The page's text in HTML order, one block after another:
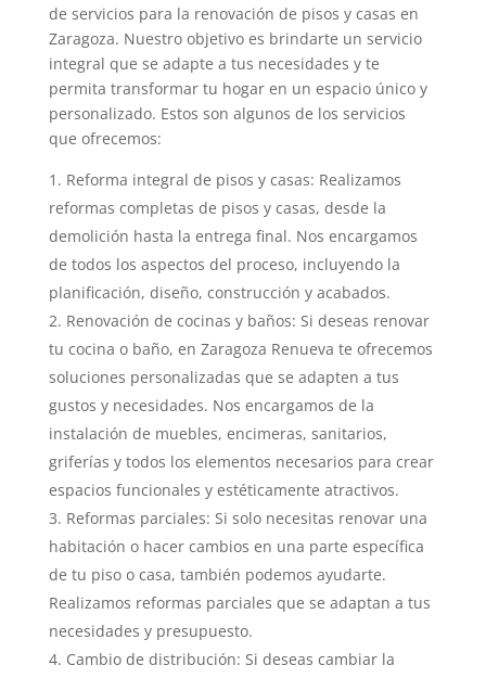
de servicios para la renovación de pisos y casas en
Zaragoza. Nuestro objetivo es brindarte un servicio
integral que se adapte a tus necesidades y te
permita transformar tu hogar en un espacio único y
personalizado. Estos son algunos de los servicios
que ofrecemos:
Reforma integral de pisos y casas: Realizamos
reformas completas de pisos y casas, desde la
demolición hasta la entrega final. Nos encargamos
de todos los aspectos del proceso, incluyendo la
planificación, diseño, construcción y acabados.
Renovación de cocinas y baños: Si deseas renovar
tu cocina o baño, en Zaragoza Renueva te ofrecemos
soluciones personalizadas que se adapten a tus
gustos y necesidades. Nos encargamos de la
instalación de muebles, encimeras, sanitarios,
griferías y todos los elementos necesarios para crear
espacios funcionales y estéticamente atractivos.
Reformas parciales: Si solo necesitas renovar una
habitación o hacer cambios en una parte específica
de tu piso o casa, también podemos ayudarte.
Realizamos reformas parciales que se adaptan a tus
necesidades y presupuesto.
Cambio de distribución: Si deseas cambiar la